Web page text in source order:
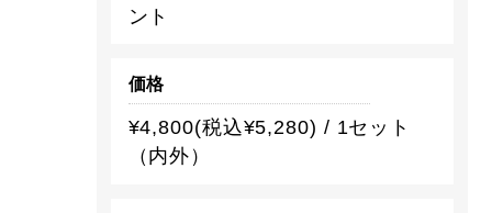
ント
価格
¥4,800(税込¥5,280) / 1セット
（内外）